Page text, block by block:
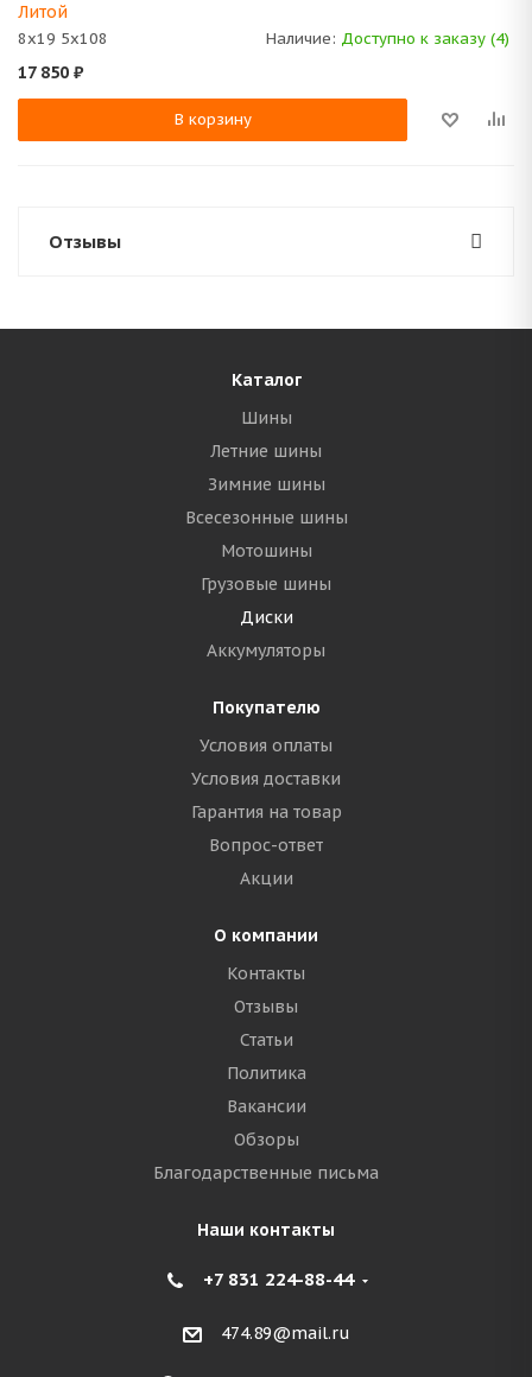
Литой
8x19 5x108 Наличие: Доступно к заказу (4)
17 850 ₽
В корзину
Отзывы
Каталог
Шины
Летние шины
Зимние шины
Всесезонные шины
Мотошины
Грузовые шины
Диски
Аккумуляторы
Покупателю
Условия оплаты
Условия доставки
Гарантия на товар
Вопрос-ответ
Акции
О компании
Контакты
Отзывы
Статьи
Политика
Вакансии
Обзоры
Благодарственные письма
Наши контакты
+7 831 224-88-44
474.89@mail.ru